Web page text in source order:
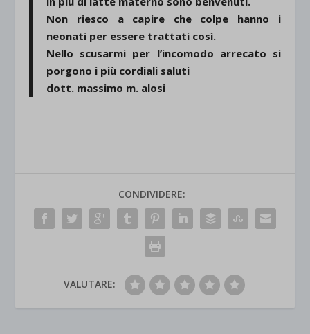
Non riesco a capire che colpe hanno i
neonati per essere trattati così.
Nello scusarmi per l’incomodo arrecato si
porgono i più cordiali saluti
dott. massimo m. alosi
CONDIVIDERE:
VALUTARE: